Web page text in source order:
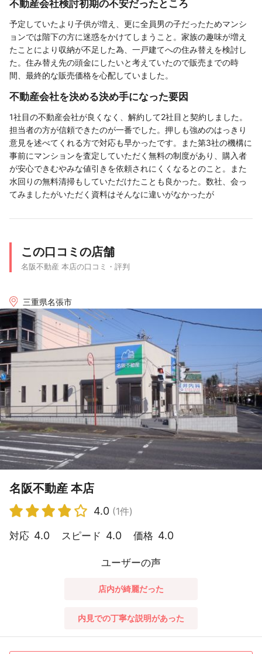
不動産会社検討初期の不安だったところ
予定していたより子供が増え、更に全員男の子だったためマンシ
ョンでは階下の方に迷惑をかけてしまうこと。家族の趣味が増え
たことにより収納が不足した為、一戸建てへの住み替えを検討し
た。住み替え先の頭金にしたいと考えていたので販売までの時
間、最終的な販売価格を心配していました。
不動産会社を決める決め手になった要因
1社目の不動産会社が良くなく、解約して2社目と契約しました。
担当者の方が信頼できたのが一番でした。押しも強めのはっきり
意見を述べてくれる方で対応も早かったです。また第3社の機構に
事前にマンションを査定していただく無料の制度があり、購入者
が安心できむやみな値引きを依頼されにくくなるとのこと。また
水回りの無料清掃もしていただけたことも良かった。数社、会っ
てみましたがいただく資料はそんなに違いがなかったが
この口コミの店舗
名阪不動産 本店の口コミ・評判
三重県名張市
名阪不動産 本店
4.0 (1件)
対応 4.0 スピード 4.0 価格 4.0
ユーザーの声
店内が綺麗だった
内見での丁寧な説明があった